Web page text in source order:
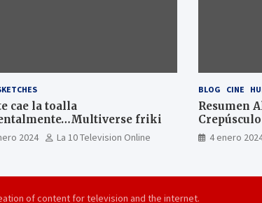
cae la toalla
friki
2024 La 10 Television Online
BLOG CINE
Resumen
Crepúsculo
4 enero
of content for television and the internet.